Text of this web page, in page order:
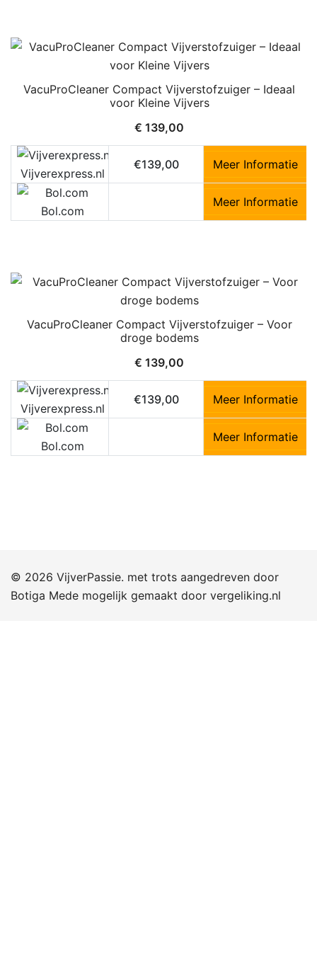
VacuProCleaner Compact Vijverstofzuiger – Ideaal
voor Kleine Vijvers
€ 139,00
Vijverexpress.nl
€139,00 Meer Informatie
Bol.com
Meer Informatie
VacuProCleaner Compact Vijverstofzuiger – Voor
droge bodems
€ 139,00
Vijverexpress.nl
€139,00 Meer Informatie
Bol.com
Meer Informatie
© 2026 VijverPassie. met trots aangedreven door
Botiga Mede mogelijk gemaakt door vergeliking.nl